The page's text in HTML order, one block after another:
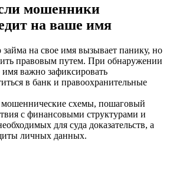
мошенники
на ваше имя
на свое имя вызывает панику, но
правовым путем. При обнаружении
важно зафиксировать
в банк и правоохранительные
мошеннические схемы, пошаговый
с финансовыми структурами и
для суда доказательств, а
личных данных.